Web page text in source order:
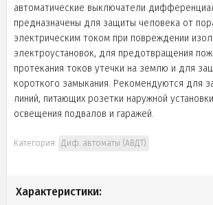
автоматические выключатели
предназначены для защиты человека от
электрическим током при повреждении
электроустановок, для предотвращения
протекания токов утечки на землю и для
короткого замыкания. Рекомендуются для
линий, питающих розетки наружной
освещения подвалов и гаражей.
Категория: Диф. автоматы (АВДТ)
Характеристики: